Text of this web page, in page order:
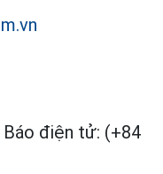
Báo điện tử: (+84